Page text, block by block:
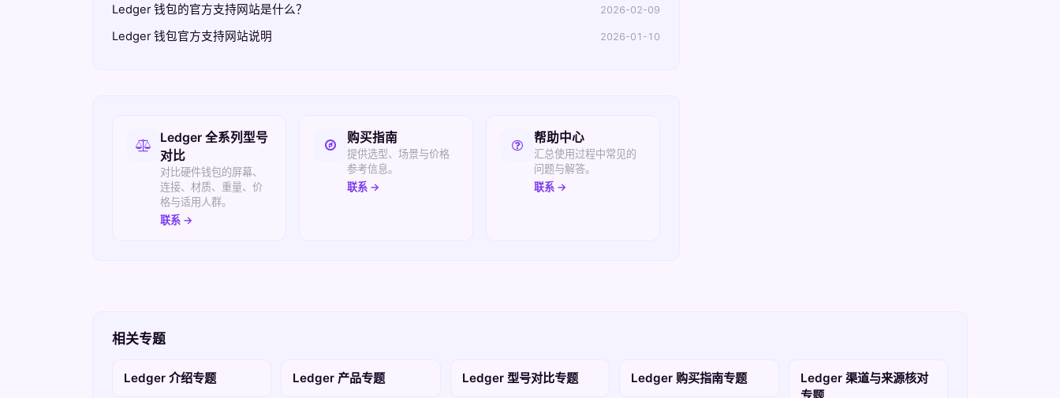
Ledger 钱包的官方支持网站是什么？ 2026-02-09
Ledger 钱包官方支持网站说明 2026-01-10
相关入口
Ledger 全系列型号
对比
对比硬件钱包的屏幕、
连接、材质、重量、价
格与适用人群。
联系 →
购买指南
提供选型、场景与价格
参考信息。
联系 →
帮助中心
汇总使用过程中常见的
问题与解答。
联系 →
相关专题
Ledger 介绍专题 Ledger 产品专题 Ledger 型号对比专题 Ledger 购买指南专题
Ledger 渠道与来源核对